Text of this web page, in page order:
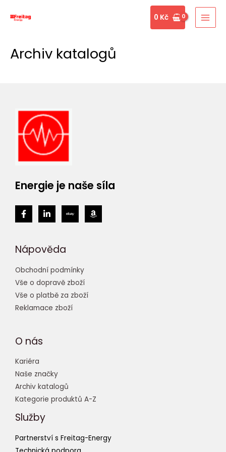
0 Kč
Archiv katalogů
Energie je naše síla
Nápověda
Obchodní podmínky
Vše o dopravě zboží
Vše o platbě za zboží
Reklamace zboží
O nás
Kariéra
Naše značky
Archiv katalogů
Kategorie produktů A-Z
Služby
Partnerství s Freitag-Energy